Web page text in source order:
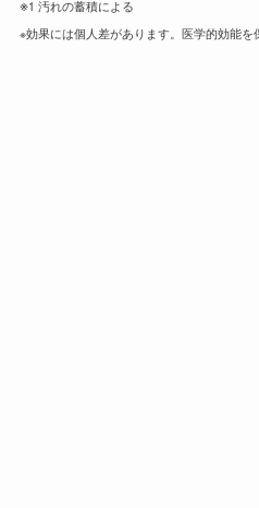
1 汚れの蓄積による
※効果には個人差があります。医学的効能